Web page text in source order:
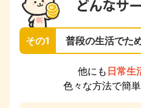
その1 普段の生活でた
他にも 日常生
色々な方法で簡